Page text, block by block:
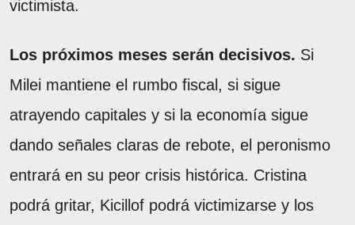
victimista.
Los próximos meses serán decisivos. Si
Milei mantiene el rumbo fiscal, si sigue
atrayendo capitales y si la economía sigue
dando señales claras de rebote, el peronismo
entrará en su peor crisis histórica. Cristina
podrá gritar, Kicillof podrá victimizarse y los